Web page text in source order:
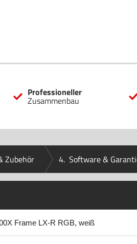
Professioneller
Zusammenbau
Zubehör 4. Software &
Frame LX-R RGB, weiß